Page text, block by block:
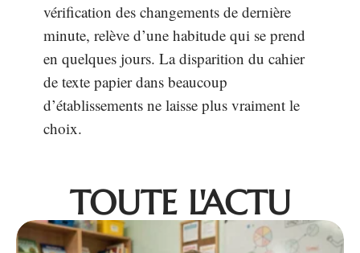
vérification des changements de dernière
minute, relève d’une habitude qui se prend
en quelques jours. La disparition du cahier
de texte papier dans beaucoup
d’établissements ne laisse plus vraiment le
choix.
TOUTE L'ACTU